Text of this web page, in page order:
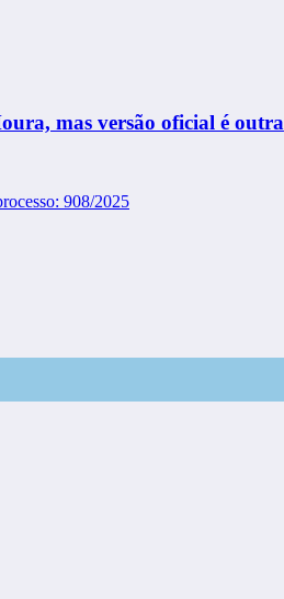
mas versão oficial é outra